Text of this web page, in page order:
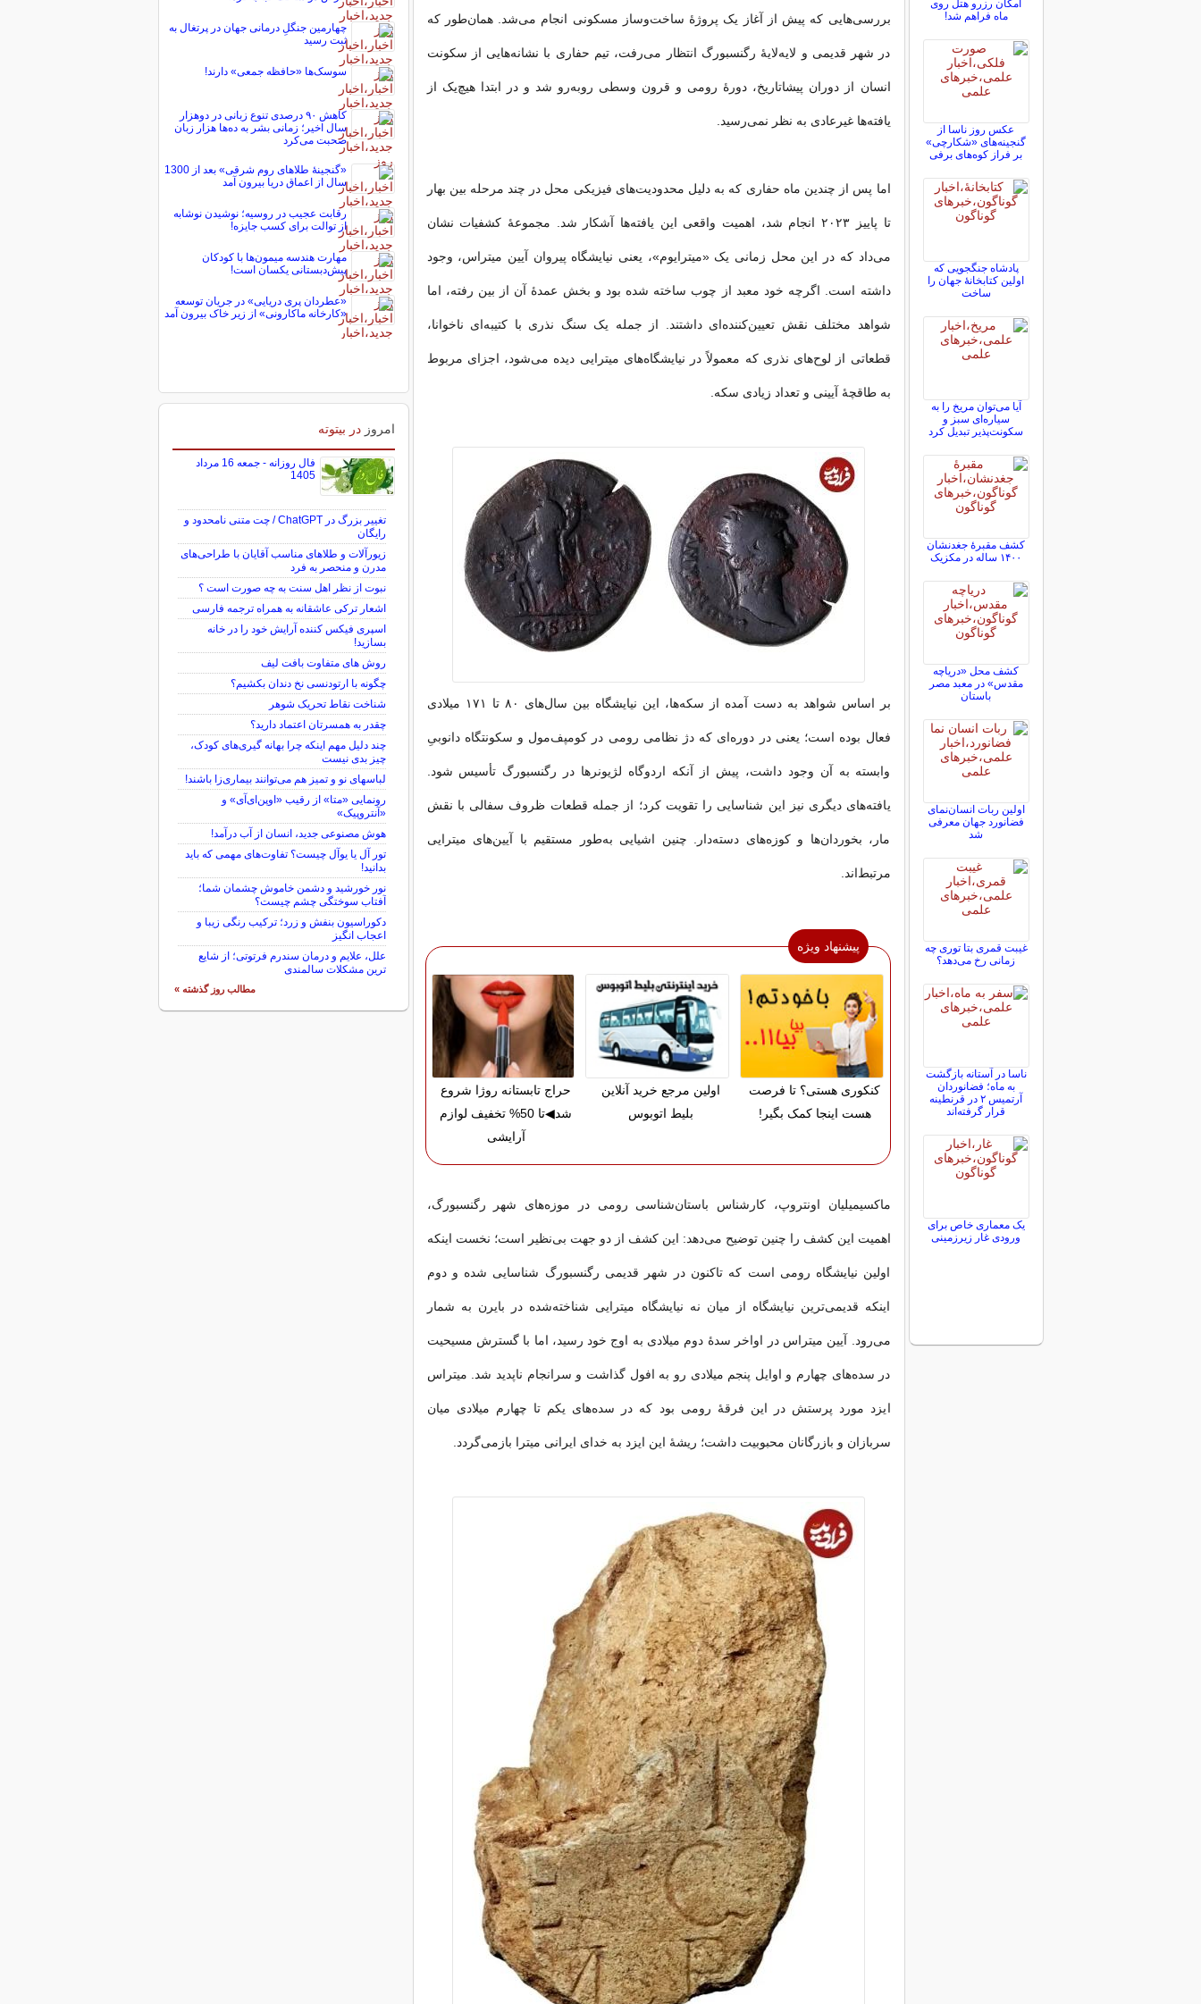
بررسی‌هایی که پیش از آغاز یک پروژهٔ ساخت‌وساز مسکونی انجام می‌شد. همان‌طور که
در شهر قدیمی و لایه‌لایهٔ رگنسبورگ انتظار می‌رفت، تیم حفاری با نشانه‌هایی از سکونت
انسان از دوران پیشاتاریخ، دورهٔ رومی و قرون وسطی روبه‌رو شد و در ابتدا هیچ‌یک از
یافته‌ها غیرعادی به نظر نمی‌رسید.
اما پس از چندین ماه حفاری که به دلیل محدودیت‌های فیزیکی محل در چند مرحله بین بهار
تا پاییز ۲۰۲۳ انجام شد، اهمیت واقعی این یافته‌ها آشکار شد. مجموعهٔ کشفیات نشان
می‌داد که در این محل زمانی یک «میترایوم»، یعنی نیایشگاه پیروان آیین میتراس، وجود
داشته است. اگرچه خود معبد از چوب ساخته شده بود و بخش عمدهٔ آن از بین رفته، اما
شواهد مختلف نقش تعیین‌کننده‌ای داشتند. از جمله یک سنگ نذری با کتیبه‌ای ناخوانا،
قطعاتی از لوح‌های نذری که معمولاً در نیایشگاه‌های میترایی دیده می‌شود، اجزای مربوط
به طاقچهٔ آیینی و تعداد زیادی سکه.
بر اساس شواهد به دست آمده از سکه‌ها، این نیایشگاه بین سال‌های ۸۰ تا ۱۷۱ میلادی
فعال بوده است؛ یعنی در دوره‌ای که دژ نظامی رومی در کومپف‌مول و سکونتگاه دانوبیِ
وابسته به آن وجود داشت، پیش از آنکه اردوگاه لژیونرها در رگنسبورگ تأسیس شود.
یافته‌های دیگری نیز این شناسایی را تقویت کرد؛ از جمله قطعات ظروف سفالی با نقش
مار، بخوردان‌ها و کوزه‌های دسته‌دار. چنین اشیایی به‌طور مستقیم با آیین‌های میترایی
مرتبط‌اند.
پیشنهاد ویژه
کنکوری هستی؟ تا فرصت
هست اینجا کمک بگیر!
اولین مرجع خرید آنلاین
بلیط اتوبوس
حراج تابستانه روژا شروع
شد◀تا 50% تخفیف لوازم
آرایشی
ماکسیمیلیان اونتروپ، کارشناس باستان‌شناسی رومی در موزه‌های شهر رگنسبورگ،
اهمیت این کشف را چنین توضیح می‌دهد: این کشف از دو جهت بی‌نظیر است؛ نخست اینکه
اولین نیایشگاه رومی است که تاکنون در شهر قدیمی رگنسبورگ شناسایی شده و دوم
اینکه قدیمی‌ترین نیایشگاه از میان نه نیایشگاه میترایی شناخته‌شده در بایرن به شمار
می‌رود. آیین میتراس در اواخر سدهٔ دوم میلادی به اوج خود رسید، اما با گسترش مسیحیت
در سده‌های چهارم و اوایل پنجم میلادی رو به افول گذاشت و سرانجام ناپدید شد. میتراس
ایزد مورد پرستش در این فرقۀ رومی بود که در سده‌های یکم تا چهارم میلادی میان
سربازان و بازرگانان محبوبیت داشت؛ ریشهٔ این ایزد به خدای ایرانی میترا بازمی‌گردد.
امکان رزرو هتل روی
ماه فراهم شد!
عکس روز ناسا از
گنجینه‌های «شکارچی»
بر فراز کوه‌های برفی
پادشاه جنگجویی که
اولین کتابخانۀ جهان را
ساخت
آیا می‌توان مریخ را به
سیاره‌ای سبز و
سکونت‌پذیر تبدیل کرد
کشف مقبرۀ جغدنشان
۱۴۰۰ ساله در مکزیک
کشف محل «دریاچه
مقدس» در معبد مصر
باستان
اولین ربات انسان‌نمای
فضانورد جهان معرفی
شد
غیبت قمری بتا توری چه
زمانی رخ می‌دهد؟
ناسا در آستانه بازگشت
به ماه؛ فضانوردان
آرتمیس ۲ در قرنطینه
قرار گرفته‌اند
یک معماری خاص برای
ورودی غار زیرزمینی
چهارمین جنگلِ درمانی جهان در پرتغال به
ثبت رسید
سوسک‌ها «حافظه جمعی» دارند!
کاهش ۹۰ درصدی تنوع زبانی در دوهزار
سال اخیر؛ زمانی بشر به ده‌ها هزار زبان
صحبت می‌کرد
«گنجینۀ طلاهای روم شرقی» بعد از 1300
سال از اعماق دریا بیرون آمد
رقابت عجیب در روسیه؛ نوشیدن نوشابه
از توالت برای کسب جایزه!
مهارت هندسه میمون‌ها با کودکان
پیش‌دبستانی یکسان است!
«عطردان پری دریایی» در جریان توسعه
«کارخانه ماکارونی» از زیر خاک بیرون آمد
امروز در بیتوته
فال روزانه - جمعه 16 مرداد
1405
تغییر بزرگ در ChatGPT / چت متنی نامحدود و
رایگان
زیورآلات و طلاهای مناسب آقایان با طراحی‌های
مدرن و منحصر به فرد
نبوت از نظر اهل سنت به چه صورت است ؟
اشعار ترکی عاشقانه به همراه ترجمه فارسی
اسپری فیکس کننده آرایش خود را در خانه
بسازید!
روش های متفاوت بافت لیف
چگونه با ارتودنسی نخ دندان بکشیم؟
شناخت نقاط تحریک شوهر
چقدر به همسرتان اعتماد دارید؟
چند دلیل مهم اینکه چرا بهانه گیری‌های کودک،
چیز بدی نیست
لباس‎های نو و تمیز هم می‌توانند بیماری‌زا باشند!
رونمایی «متا» از رقیب «اوپن‌ای‌آی» و
«آنتروپیک»
هوش مصنوعی جدید، انسان از آب درآمد!
تور آل یا یوآل چیست؟ تفاوت‌های مهمی که باید
بدانید!
نور خورشید و دشمن خاموش چشمان شما؛
آفتاب سوختگی چشم چیست؟
دکوراسیون بنفش و زرد؛ ترکیب رنگی زیبا و
اعجاب انگیز
علل، علایم و درمان سندرم فرتوتی؛ از شایع
ترین مشکلات سالمندی
مطالب روز گذشته »